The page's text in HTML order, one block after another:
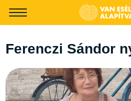
-->
Ferenczi Sándor